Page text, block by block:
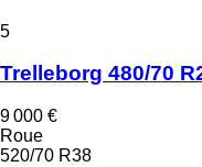
5
Trelleborg 480/70
9 000 €
Roue
520/70 R38